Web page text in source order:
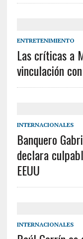
ENTRETENIMIENTO
Las críticas a
vinculación
INTERNACIONALES
Banquero
declara
EEUU
INTERNACIONALES